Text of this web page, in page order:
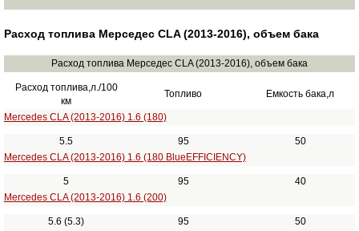
Расход топлива Мерседес CLA (2013-2016), объем бака
Расход топлива Мерседес CLA (2013-2016), объем бака
Расход топлива,л./100
км
Топливо Емкость бака,л
Mercedes CLA (2013-2016) 1.6 (180)
5.5 95
50
Mercedes CLA (2013-2016) 1.6 (180 BlueEFFICIENCY)
5 95
40
Mercedes CLA (2013-2016) 1.6 (200)
5.6 (5.3) 95
50